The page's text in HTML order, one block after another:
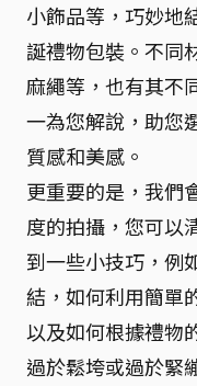
小飾品等，巧妙地
誕禮物包裝。不同
麻繩等，也有其不
一為您解說，助您
質感和美感。
更重要的是，我們
度的拍攝，您可以
到一些小技巧，例
結，如何利用簡單
以及如何根據禮物
過於鬆垮或過於緊